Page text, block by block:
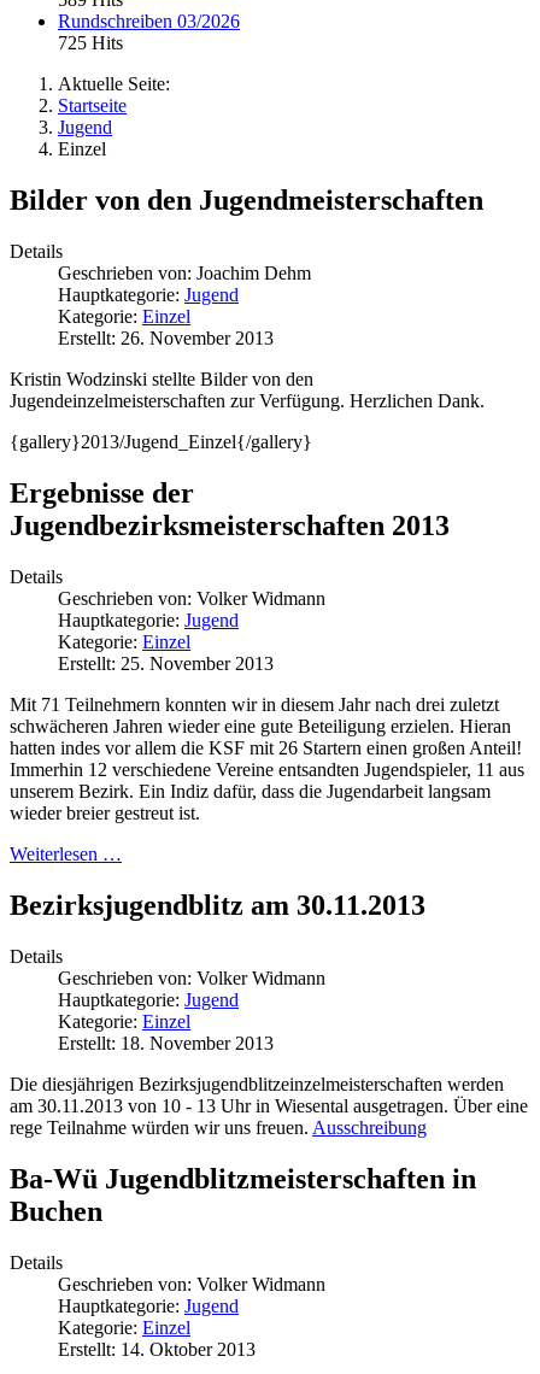
Rundschreiben 03/2026
725 Hits
Aktuelle Seite:
Startseite
Jugend
Einzel
Bilder von den Jugendmeisterschaften
Details
Geschrieben von: Joachim Dehm
Hauptkategorie: Jugend
Kategorie: Einzel
Erstellt: 26. November 2013
Kristin Wodzinski stellte Bilder von den
Jugendeinzelmeisterschaften zur Verfügung. Herzlichen Dank.
{gallery}2013/Jugend_Einzel{/gallery}
Ergebnisse der
Jugendbezirksmeisterschaften 2013
Details
Geschrieben von: Volker Widmann
Hauptkategorie: Jugend
Kategorie: Einzel
Erstellt: 25. November 2013
Mit 71 Teilnehmern konnten wir in diesem Jahr nach drei zuletzt
schwächeren Jahren wieder eine gute Beteiligung erzielen. Hieran
hatten indes vor allem die KSF mit 26 Startern einen großen Anteil!
Immerhin 12 verschiedene Vereine entsandten Jugendspieler, 11 aus
unserem Bezirk. Ein Indiz dafür, dass die Jugendarbeit langsam
wieder breier gestreut ist.
Weiterlesen …
Bezirksjugendblitz am 30.11.2013
Details
Geschrieben von: Volker Widmann
Hauptkategorie: Jugend
Kategorie: Einzel
Erstellt: 18. November 2013
Die diesjährigen Bezirksjugendblitzeinzelmeisterschaften werden
am 30.11.2013 von 10 - 13 Uhr in Wiesental ausgetragen. Über eine
rege Teilnahme würden wir uns freuen. Ausschreibung
Ba-Wü Jugendblitzmeisterschaften in
Buchen
Details
Geschrieben von: Volker Widmann
Hauptkategorie: Jugend
Kategorie: Einzel
Erstellt: 14. Oktober 2013